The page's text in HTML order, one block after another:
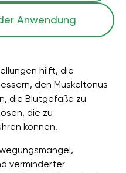
Anwendung
hilft, die
den Muskeltonus
die Blutgefäße zu
die zu
können.
verminderter